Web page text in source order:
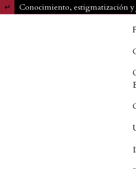
Volver a los detalles del artículo
Conocimiento, estigmatización y